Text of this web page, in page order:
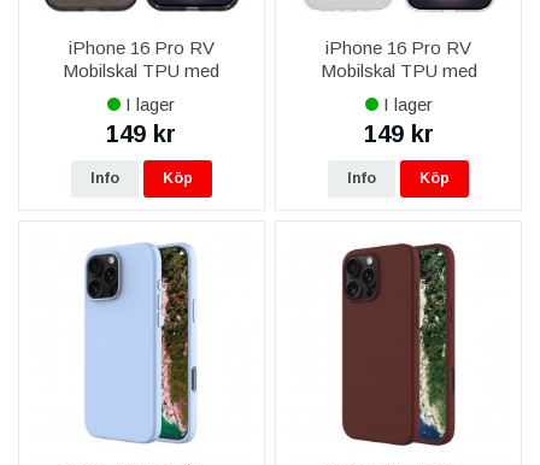
iPhone 16 Pro RV
Mobilskal TPU med
MagSafe - Glitter Svart
I lager
149 kr
Info Köp
iPhone 16 Pro RV
Mobilskal TPU med
MagSafe - Glitter Vit
I lager
149 kr
Info Köp